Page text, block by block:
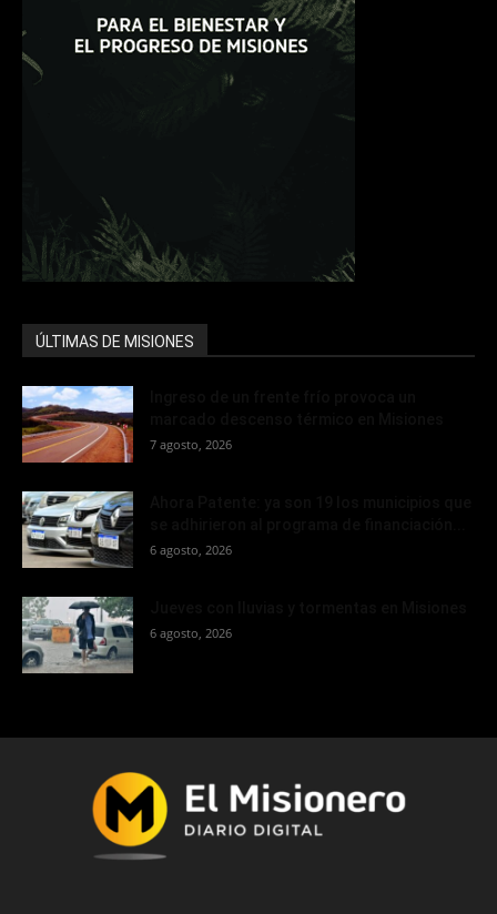
ÚLTIMAS DE MISIONES
7 agosto, 2026
6 agosto, 2026
6 agosto, 2026